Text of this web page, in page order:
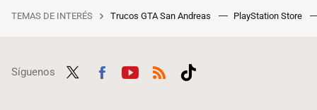
TEMAS DE INTERÉS Trucos GTA San Andreas PlayStation Store
Síguenos